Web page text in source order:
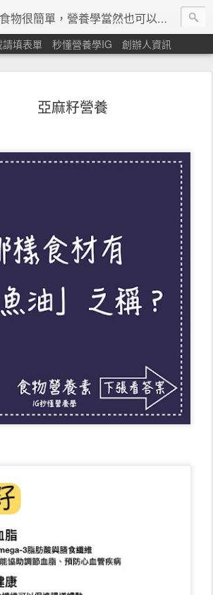
物很簡單，營養學當然也可以很秒懂」 本站由台灣營養師經營，非商業轉載請填寫
請填表單 秒懂營養學IG 創辦人資訊
亞麻籽營養